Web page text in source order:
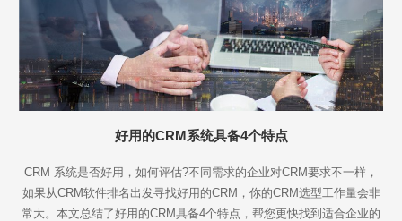
好用的CRM系统具备4个特点
CRM 系统是否好用，如何评估?不同需求的企业对CRM要求不一样，
如果从CRM软件排名出发寻找好用的CRM，你的CRM选型工作量会非
常大。本文总结了好用的CRM具备4个特点，帮您更快找到适合企业的